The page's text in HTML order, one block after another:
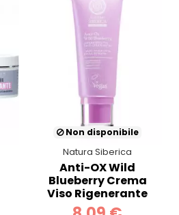
Non disponibile
Natura Siberica
Anti-OX Wild
Blueberry Crema
Viso Rigenerante